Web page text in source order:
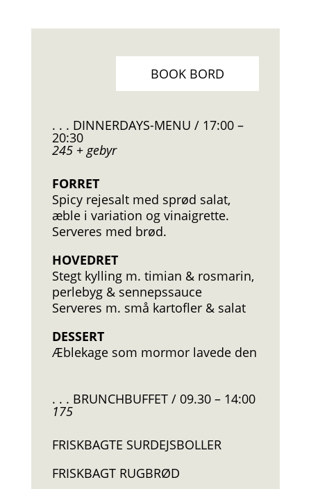
BOOK BORD
. . . DINNERDAYS-MENU / 17:00 –
20:30
245 + gebyr
FORRET
Spicy rejesalt med sprød salat,
æble i variation og vinaigrette.
Serveres med brød.
HOVEDRET
Stegt kylling m. timian & rosmarin,
perlebyg & sennepssauce
Serveres m. små kartofler & salat
DESSERT
Æblekage som mormor lavede den
. . . BRUNCHBUFFET / 09.30 – 14:00
175
FRISKBAGTE SURDEJSBOLLER
FRISKBAGT RUGBRØD